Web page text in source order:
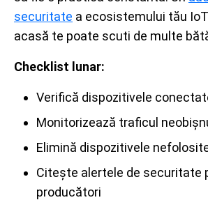
securitate a ecosistemului tău
acasă te poate scuti de multe
Checklist lunar:
Verifică dispozitivele
Monitorizează traficul
Elimină dispozitivele
Citește alertele de securitate
producători